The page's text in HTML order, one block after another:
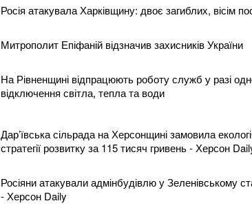
Росія атакувала Харківщину: двоє загиблих, вісім
Митрополит Епіфаній відзначив захисників України
На Рівненщині відпрацюють роботу служб у разі
відключення світла, тепла та води
Дар’ївська сільрада на Херсонщині замовила
стратегії розвитку за 115 тисяч гривень - Херсон
Росіяни атакували адмінбудівлю у Зеленівському
- Херсон Daily